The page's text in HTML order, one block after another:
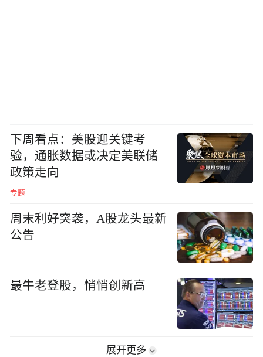
下周看点：美股迎关键考
验，通胀数据或决定美联储
政策走向
专题
周末利好突袭，A股龙头最新
公告
最牛老登股，悄悄创新高
展开更多